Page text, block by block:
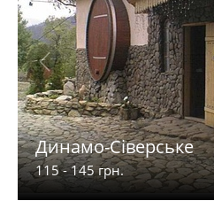
Динамо-Сіверське
115 - 145 грн.